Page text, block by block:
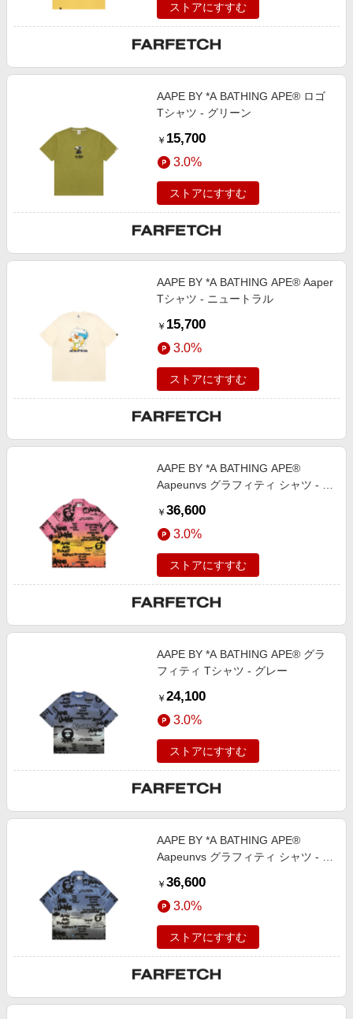
ストアにすすむ
AAPE BY *A BATHING APE® ロゴ
Tシャツ - グリーン
￥ 15,700
3.0%
ストアにすすむ
AAPE BY *A BATHING APE® Aaper
Tシャツ - ニュートラル
￥ 15,700
3.0%
ストアにすすむ
AAPE BY *A BATHING APE®
Aapeunvs グラフィティ シャツ - ピ
￥ 36,600
3.0%
ストアにすすむ
AAPE BY *A BATHING APE® グラ
フィティ Tシャツ - グレー
￥ 24,100
3.0%
ストアにすすむ
AAPE BY *A BATHING APE®
Aapeunvs グラフィティ シャツ - グ
￥ 36,600
3.0%
ストアにすすむ